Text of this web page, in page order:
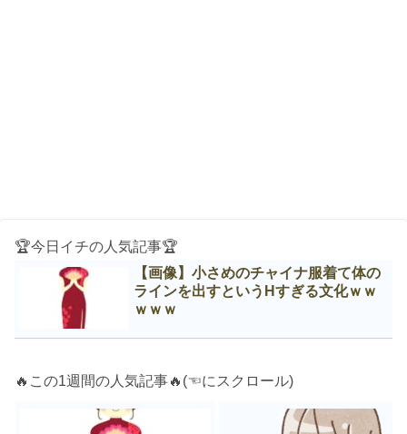
🏆今日イチの人気記事🏆
【画像】小さめのチャイナ服着て体の
ラインを出すというНすぎる文化ｗｗ
ｗｗｗ
🔥この1週間の人気記事🔥(☜にスクロール)